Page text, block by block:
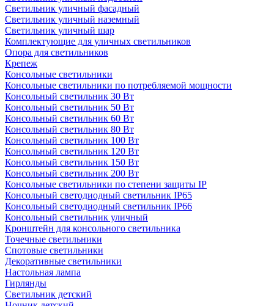
Светильник уличный фасадный
Светильник уличный наземный
Cветильник уличный шар
Комплектующие для уличных светильников
Опора для светильников
Крепеж
Консольные светильники
Консольные светильники по потребляемой мощности
Консольный светильник 30 Вт
Консольный светильник 50 Вт
Консольный светильник 60 Вт
Консольный светильник 80 Вт
Консольный светильник 100 Вт
Консольный светильник 120 Вт
Консольный светильник 150 Вт
Консольный светильник 200 Вт
Консольные светильники по степени защиты IP
Консольный светодиодный светильник IP65
Консольный светодиодный светильник IP66
Консольный светильник уличный
Кронштейн для консольного светильника
Точечные светильники
Спотовые светильники
Декоративные светильники
Настольная лампа
Гирлянды
Светильник детский